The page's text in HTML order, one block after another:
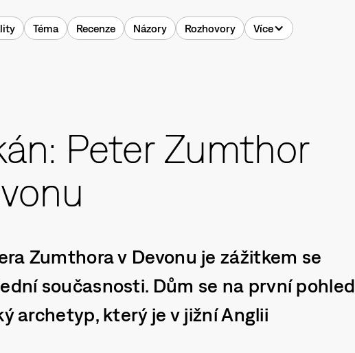
Téma Recenze Názory Rozhovory Více
Peter Zumthor
Zumthora v Devonu je zážitkem se
současnosti. Dům se na první pohled
archetyp, který je v jižní Anglii